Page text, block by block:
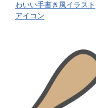
わいい手書き風イラスト
アイコン